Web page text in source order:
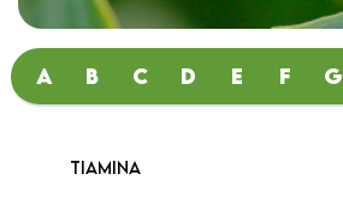
A B C D E F G
Tiamina